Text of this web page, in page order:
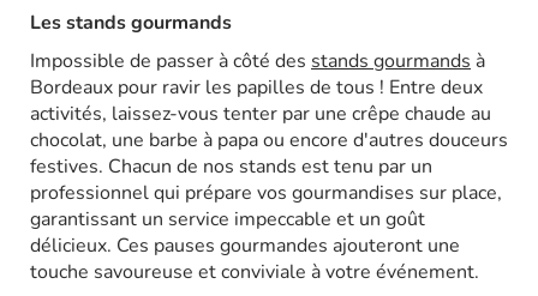
Les stands gourmands
Impossible de passer à côté des stands gourmands à
Bordeaux pour ravir les papilles de tous ! Entre deux
activités, laissez-vous tenter par une crêpe chaude au
chocolat, une barbe à papa ou encore d'autres douceurs
festives. Chacun de nos stands est tenu par un
professionnel qui prépare vos gourmandises sur place,
garantissant un service impeccable et un goût
délicieux. Ces pauses gourmandes ajouteront une
touche savoureuse et conviviale à votre événement.